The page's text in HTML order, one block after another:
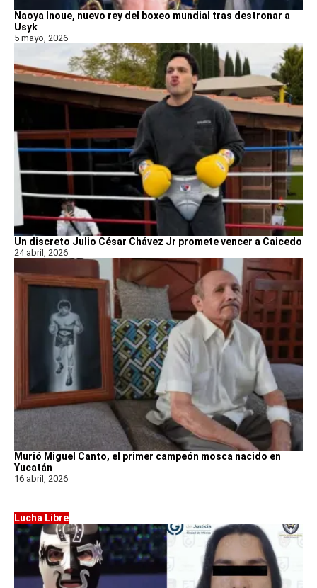
Naoya Inoue, nuevo rey del boxeo mundial tras destronar a
Usyk
5 mayo, 2026
Un discreto Julio César Chávez Jr promete vencer a Caicedo
24 abril, 2026
Murió Miguel Canto, el primer campeón mosca nacido en
Yucatán
16 abril, 2026
Lucha Libre